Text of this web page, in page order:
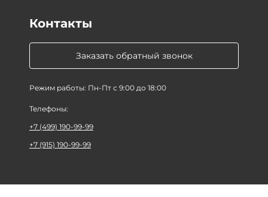
Заказать обратный звонок
Режим работы: Пн-Пт с 9:00 до 18:00
Контакты
Телефоны:
+7 (499) 190-99-99
+7 (915) 190-99-99